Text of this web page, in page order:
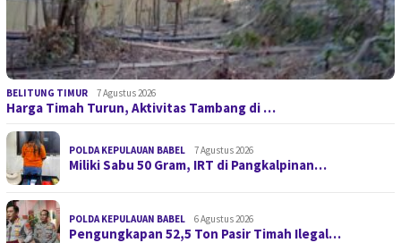
BELITUNG TIMUR 7 Agustus 2026
Harga Timah Turun, Aktivitas Tambang di …
POLDA KEPULAUAN BABEL 7 Agustus 2026
Miliki Sabu 50 Gram, IRT di Pangkalpinan…
POLDA KEPULAUAN BABEL 6 Agustus 2026
Pengungkapan 52,5 Ton Pasir Timah Ilegal…